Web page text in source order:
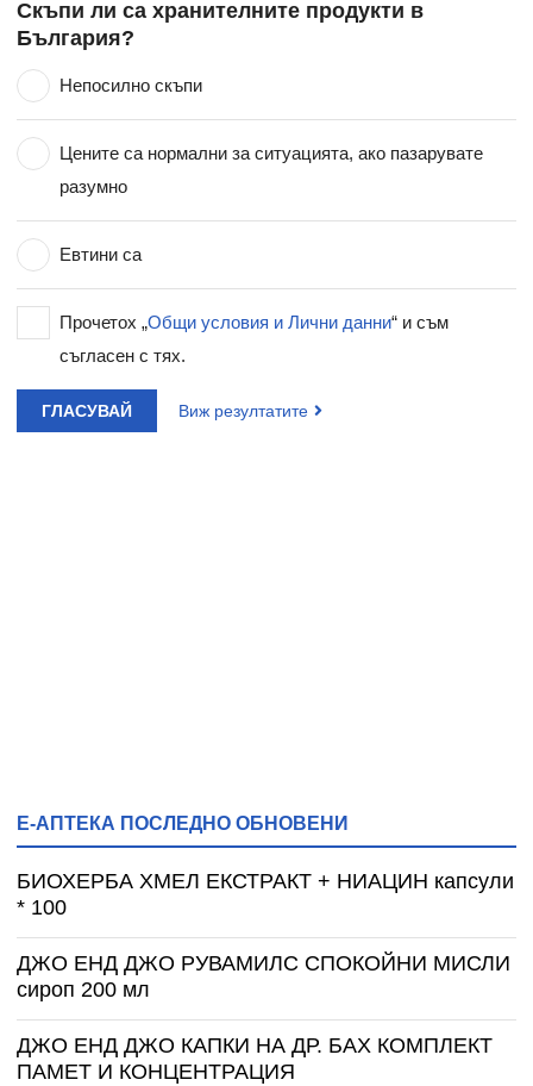
Скъпи ли са хранителните продукти в
България?
Непосилно скъпи
Цените са нормални за ситуацията, ако пазарувате
разумно
Евтини са
Прочетох „Общи условия и Лични данни“ и съм
съгласен с тях.
ГЛАСУВАЙ Виж резултатите
Е-АПТЕКА ПОСЛЕДНО ОБНОВЕНИ
БИОХЕРБА ХМЕЛ ЕКСТРАКТ + НИАЦИН капсули
* 100
ДЖО ЕНД ДЖО РУВАМИЛС СПОКОЙНИ МИСЛИ
сироп 200 мл
ДЖО ЕНД ДЖО КАПКИ НА ДР. БАХ КОМПЛЕКТ
ПАМЕТ И КОНЦЕНТРАЦИЯ